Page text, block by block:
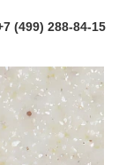
(499) 288-84-15